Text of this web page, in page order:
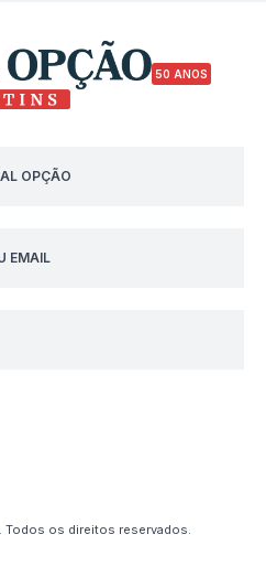
50 ANOS
OPÇÃO
EMAIL
os direitos reservados.